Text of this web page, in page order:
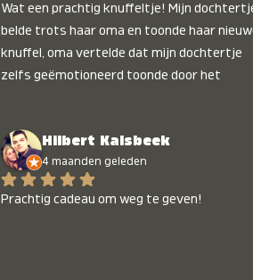
Wat een prachtig knuffeltje! Mijn
belde trots haar oma en toonde haar
knuffel, oma vertelde dat mijn dochtertje
zelfs geëmotioneerd toonde door het
Hilbert Kalsbeek
4 maanden geleden
Prachtig cadeau om weg te geven!